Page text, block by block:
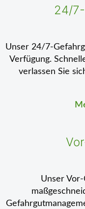
24/
Unser 24/7-
Verfügung.
verlassen Sie
Unser